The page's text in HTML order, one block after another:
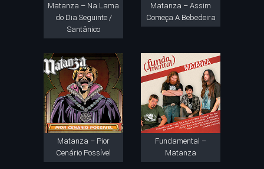
Matanza – Na Lama
do Dia Seguinte /
Santânico
Matanza – Assim
Começa A Bebedeira
Matanza – Pior
Cenário Possível
Fundamental –
Matanza